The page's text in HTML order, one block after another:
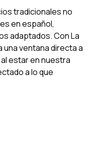
tradicionales no
en español,
adaptados. Con La
ventana directa a
estar en nuestra
a lo que